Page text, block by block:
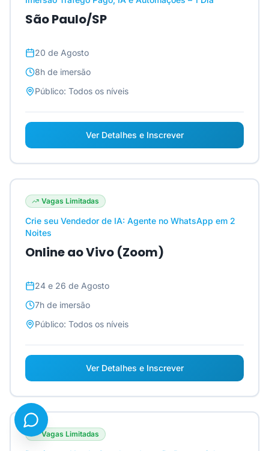
São Paulo/SP
20 de Agosto
8h de imersão
Público: Todos os níveis
Ver Detalhes e Inscrever
Vagas Limitadas
Crie seu Vendedor de IA: Agente no WhatsApp em 2
Noites
Online ao Vivo (Zoom)
24 e 26 de Agosto
7h de imersão
Público: Todos os níveis
Ver Detalhes e Inscrever
Vagas Limitadas